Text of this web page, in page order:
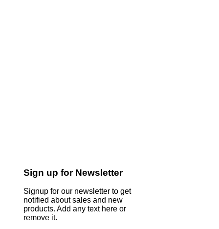
Sign up for Newsletter
Signup for our newsletter to get
notified about sales and new
products. Add any text here or
remove it.